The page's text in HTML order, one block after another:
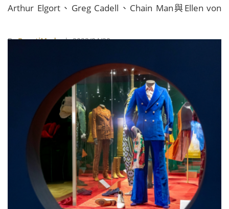
Arthur Elgort、Greg Cadell、Chain Man與Ellen von
觀眾一次看遍品牌過去近30年來的時尚軌跡。
ByBeautiMode| 2022/04/20